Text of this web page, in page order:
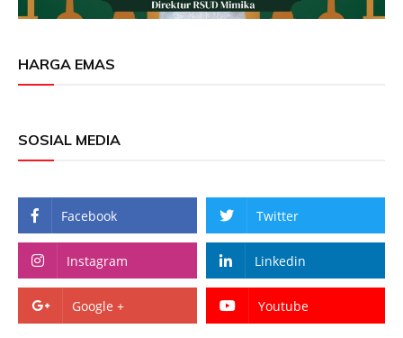
HARGA EMAS
SOSIAL MEDIA
Facebook Twitter
Instagram Linkedin
Google + Youtube